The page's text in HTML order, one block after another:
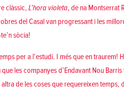
clàssic,L’hora violeta, de na Montserrat
del Casal van progressant i les
sòcia!
per a l’estudi. I més que en traurem!
les companyes d’Endavant Nou
de les coses que requereixen temps,